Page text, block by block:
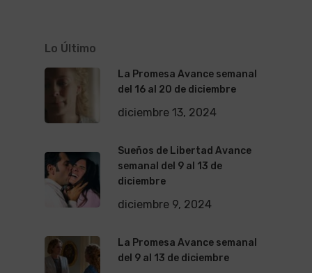
Lo Último
La Promesa Avance semanal
del 16 al 20 de diciembre
diciembre 13, 2024
Sueños de Libertad Avance
semanal del 9 al 13 de
diciembre
diciembre 9, 2024
La Promesa Avance semanal
del 9 al 13 de diciembre